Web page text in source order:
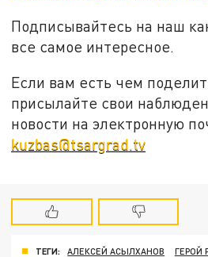
Подписывайтесь на наш
все самое интересное.
Если вам есть чем
присылайте свои
новости на электронную
kuzbas@tsargrad.tv
ТЕГИ: АЛЕКСЕЙ АСЫЛХАНОВ ГЕРОЙ